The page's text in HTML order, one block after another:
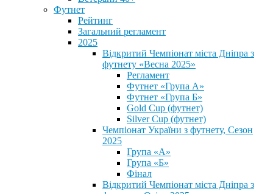
Футнет
Рейтинг
Загальний регламент
2025
Відкритий Чемпіонат міста Дніпра з
футнету «Весна 2025»
Регламент
Футнет «Група А»
Футнет «Група Б»
Gold Cup (футнет)
Silver Cup (футнет)
Чемпіонат України з футнету, Сезон
2025
Група «А»
Група «Б»
Фінал
Відкритий Чемпіонат міста Дніпра з